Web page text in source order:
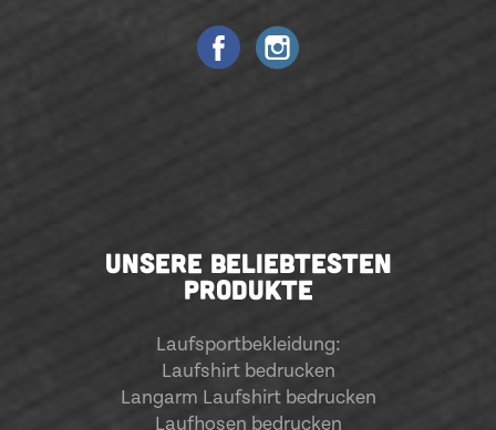
UNSERE BELIEBTESTEN
PRODUKTE
Laufsportbekleidung:
Laufshirt bedrucken
Langarm Laufshirt bedrucken
Laufhosen bedrucken